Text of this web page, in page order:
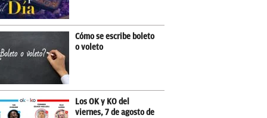
Cómo se escribe boleto
o voleto
Los OK y KO del
viernes, 7 de agosto de